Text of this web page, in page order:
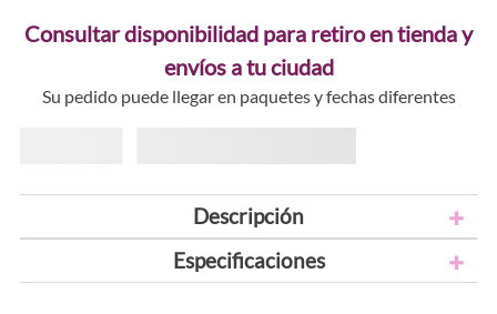
Consultar disponibilidad para retiro en tienda y
envíos a tu ciudad
Su pedido puede llegar en paquetes y fechas diferentes
Descripción
Especificaciones